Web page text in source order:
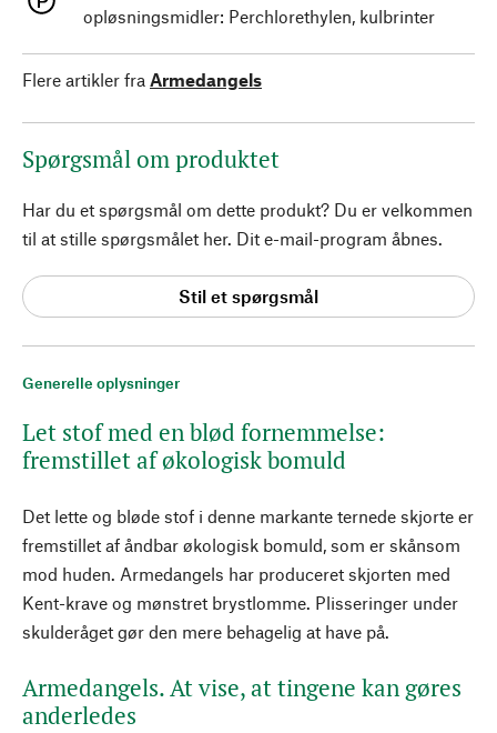
Generelle oplysninger
Let stof med en blød fornemmelse:
fremstillet af økologisk bomuld
Det lette og bløde stof i denne markante ternede skjorte er
fremstillet af åndbar økologisk bomuld, som er skånsom
mod huden. Armedangels har produceret skjorten med
Kent-krave og mønstret brystlomme. Plisseringer under
skulderåget gør den mere behagelig at have på.
Armedangels. At vise, at tingene kan gøres
anderledes
opløsningsmidler: Perchlorethylen, kulbrinter
Flere artikler fra Armedangels
Spørgsmål om produktet
Har du et spørgsmål om dette produkt? Du er velkommen
til at stille spørgsmålet her. Dit e-mail-program åbnes.
Stil et spørgsmål